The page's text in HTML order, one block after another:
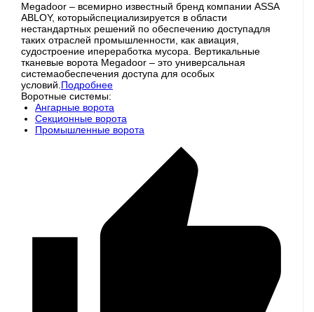
Megadoor – всемирно известный бренд компании ASSA
ABLOY, которыйспециализируется в области
нестандартных решений по обеспечению доступадля
таких отраслей промышленности, как авиация,
судостроение ипереработка мусора. Вертикальные
тканевые ворота Megadoor – это универсальная
системаобеспечения доступа для особых
условий.Подробнее
Воротные системы:
Ангарные ворота
Секционные ворота
Промышленные ворота